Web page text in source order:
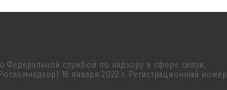
Федеральной службой по надзору в сфере связи,
18 января 2022 г. Регистрационный номер